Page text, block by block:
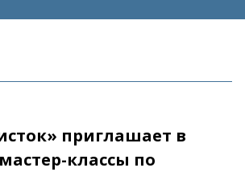
приглашает в
классы по